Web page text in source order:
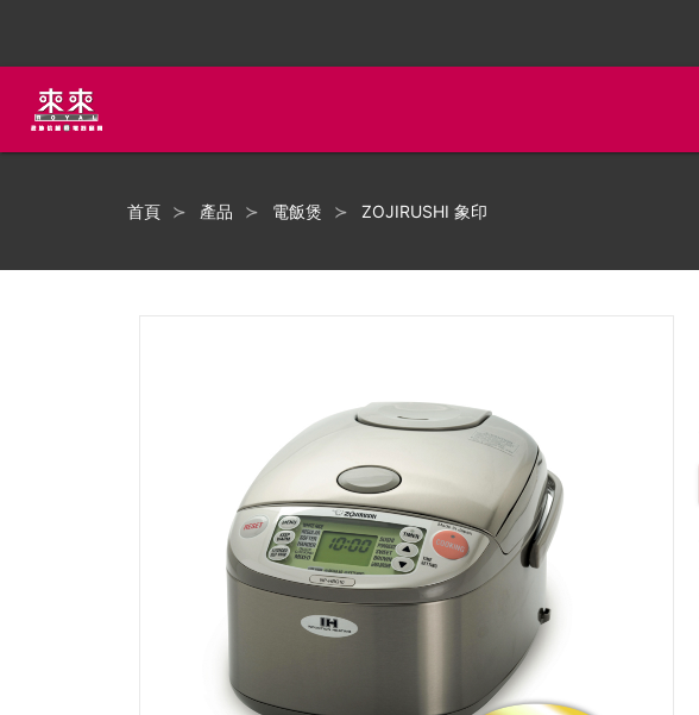
首頁 產品 電飯煲 ZOJIRUSHI 象印